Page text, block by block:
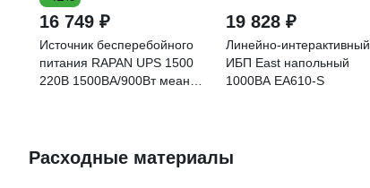
16 749 ₽
Источник бесперебойного
питания RAPAN UPS 1500
220В 1500ВА/900Вт меандр
19 828 ₽
Линейно-интерактивный
ИБП East напольный
1000ВА EA610-S
Расходные материалы